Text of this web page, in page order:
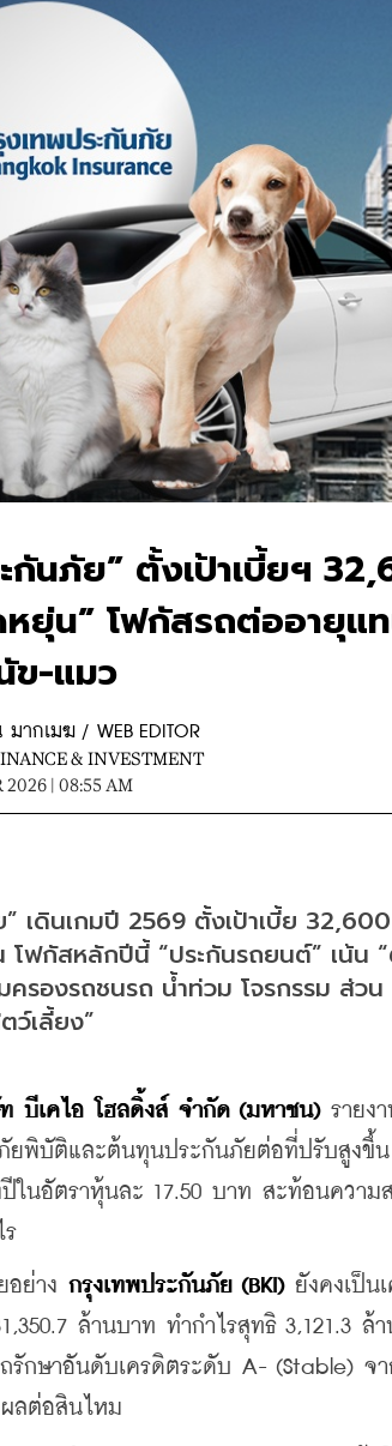
กันภัย” ตั้งเป้าเบี้ยฯ
หยุ่น” โฟกัสรถต่ออายุแ
ข-แมว
ากเมฆ / WEB EDITOR
& INVESTMENT
2026 | 08:55 AM
เดินเกมปี 2569 ตั้งเป้าเบี้ย
โฟกัสหลักปีนี้ “ประกันรถยนต์” เน้น
รองรถชนรถ น้ำท่วม โจรกรรม ส่วน
ว์เลี้ยง”
บีเคไอ โฮลดิ้งส์ จำกัด (มหาชน) รายงา
ยพิบัติและต้นทุนประกันภัยต่อที่ปรับสูงขึ้
ในอัตราหุ้นละ 17.50 บาท สะท้อนความ
ร
ย่าง กรุงเทพประกันภัย (BKI) ยังคงเป็นเ
ล้านบาท ทำกำไรสุทธิ 3,121.3 ล้
รักษาอันดับเครดิตระดับ A- (Stable) จ
ลต่อสินไหม